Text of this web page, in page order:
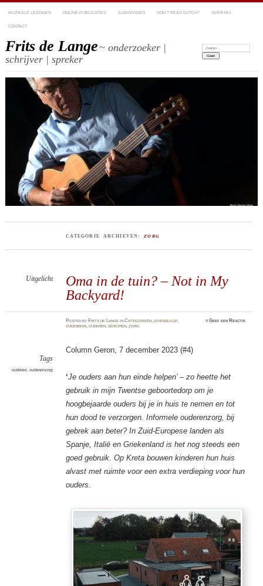
MUZIKALE LEZINGEN ONLINE PUBLICATIES AUDIO/VIDEO DON’T READ DUTCH? OVER MIJ
CONTACT
Frits de Lange~ onderzoeker |
schrijver | spreker
Zoeken:
CATEGORIE ARCHIEVEN:ZORG
Oma in de tuin? – Not in My
Backyard!
Uitgelicht
PostedbyFrits de Lange inCategorieën ,levensloop
ouderdom ,ouderen ,senioren ,zorg
≈Geef een Reactie
Tags
ouderen, ouderenzorg
Column Geron, 7 december 2023 (#4)
‘Je ouders aan hun einde helpen’ – zo heette het
gebruik in mijn Twentse geboortedorp om je
hoogbejaarde ouders bij je in huis te nemen en tot
hun dood te verzorgen. Informele ouderenzorg, bij
gebrek aan beter? In Zuid-Europese landen als
Spanje, Italië en Griekenland is het nog steeds een
goed gebruik. Op Kreta bouwen kinderen hun huis
alvast met ruimte voor een extra verdieping voor hun
ouders.